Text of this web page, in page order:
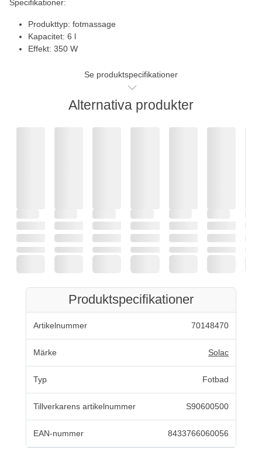
Specifikationer:
Produkttyp: fotmassage
Kapacitet: 6 l
Effekt: 350 W
Se produktspecifikationer
Alternativa produkter
Produktspecifikationer
Artikelnummer 70148470
Märke Solac
Typ Fotbad
Tillverkarens artikelnummer S90600500
EAN-nummer 8433766060056